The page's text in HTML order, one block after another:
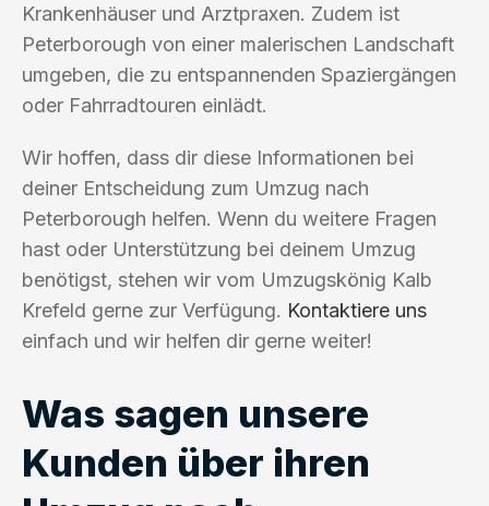
Krankenhäuser und Arztpraxen. Zudem ist
Peterborough von einer malerischen Landschaft
umgeben, die zu entspannenden Spaziergängen
oder Fahrradtouren einlädt.
Wir hoffen, dass dir diese Informationen bei
deiner Entscheidung zum Umzug nach
Peterborough helfen. Wenn du weitere Fragen
hast oder Unterstützung bei deinem Umzug
benötigst, stehen wir vom Umzugskönig Kalb
Krefeld gerne zur Verfügung. Kontaktiere uns
einfach und wir helfen dir gerne weiter!
Was sagen unsere
Kunden über ihren